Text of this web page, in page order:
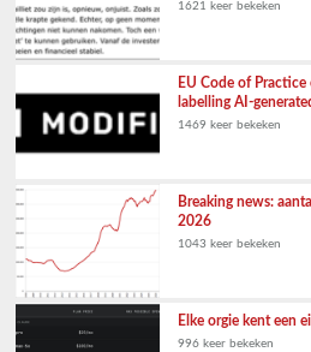
1621 keer bekeken
EU Code of Practice
labelling AI-
1469 keer bekeken
Breaking news:
2026
1043 keer bekeken
Elke orgie kent een
996 keer bekeken